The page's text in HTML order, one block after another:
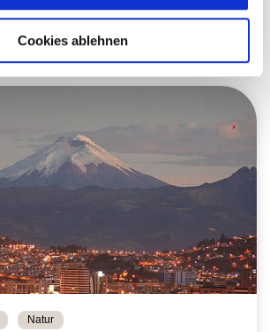
Cookies ablehnen
Natur